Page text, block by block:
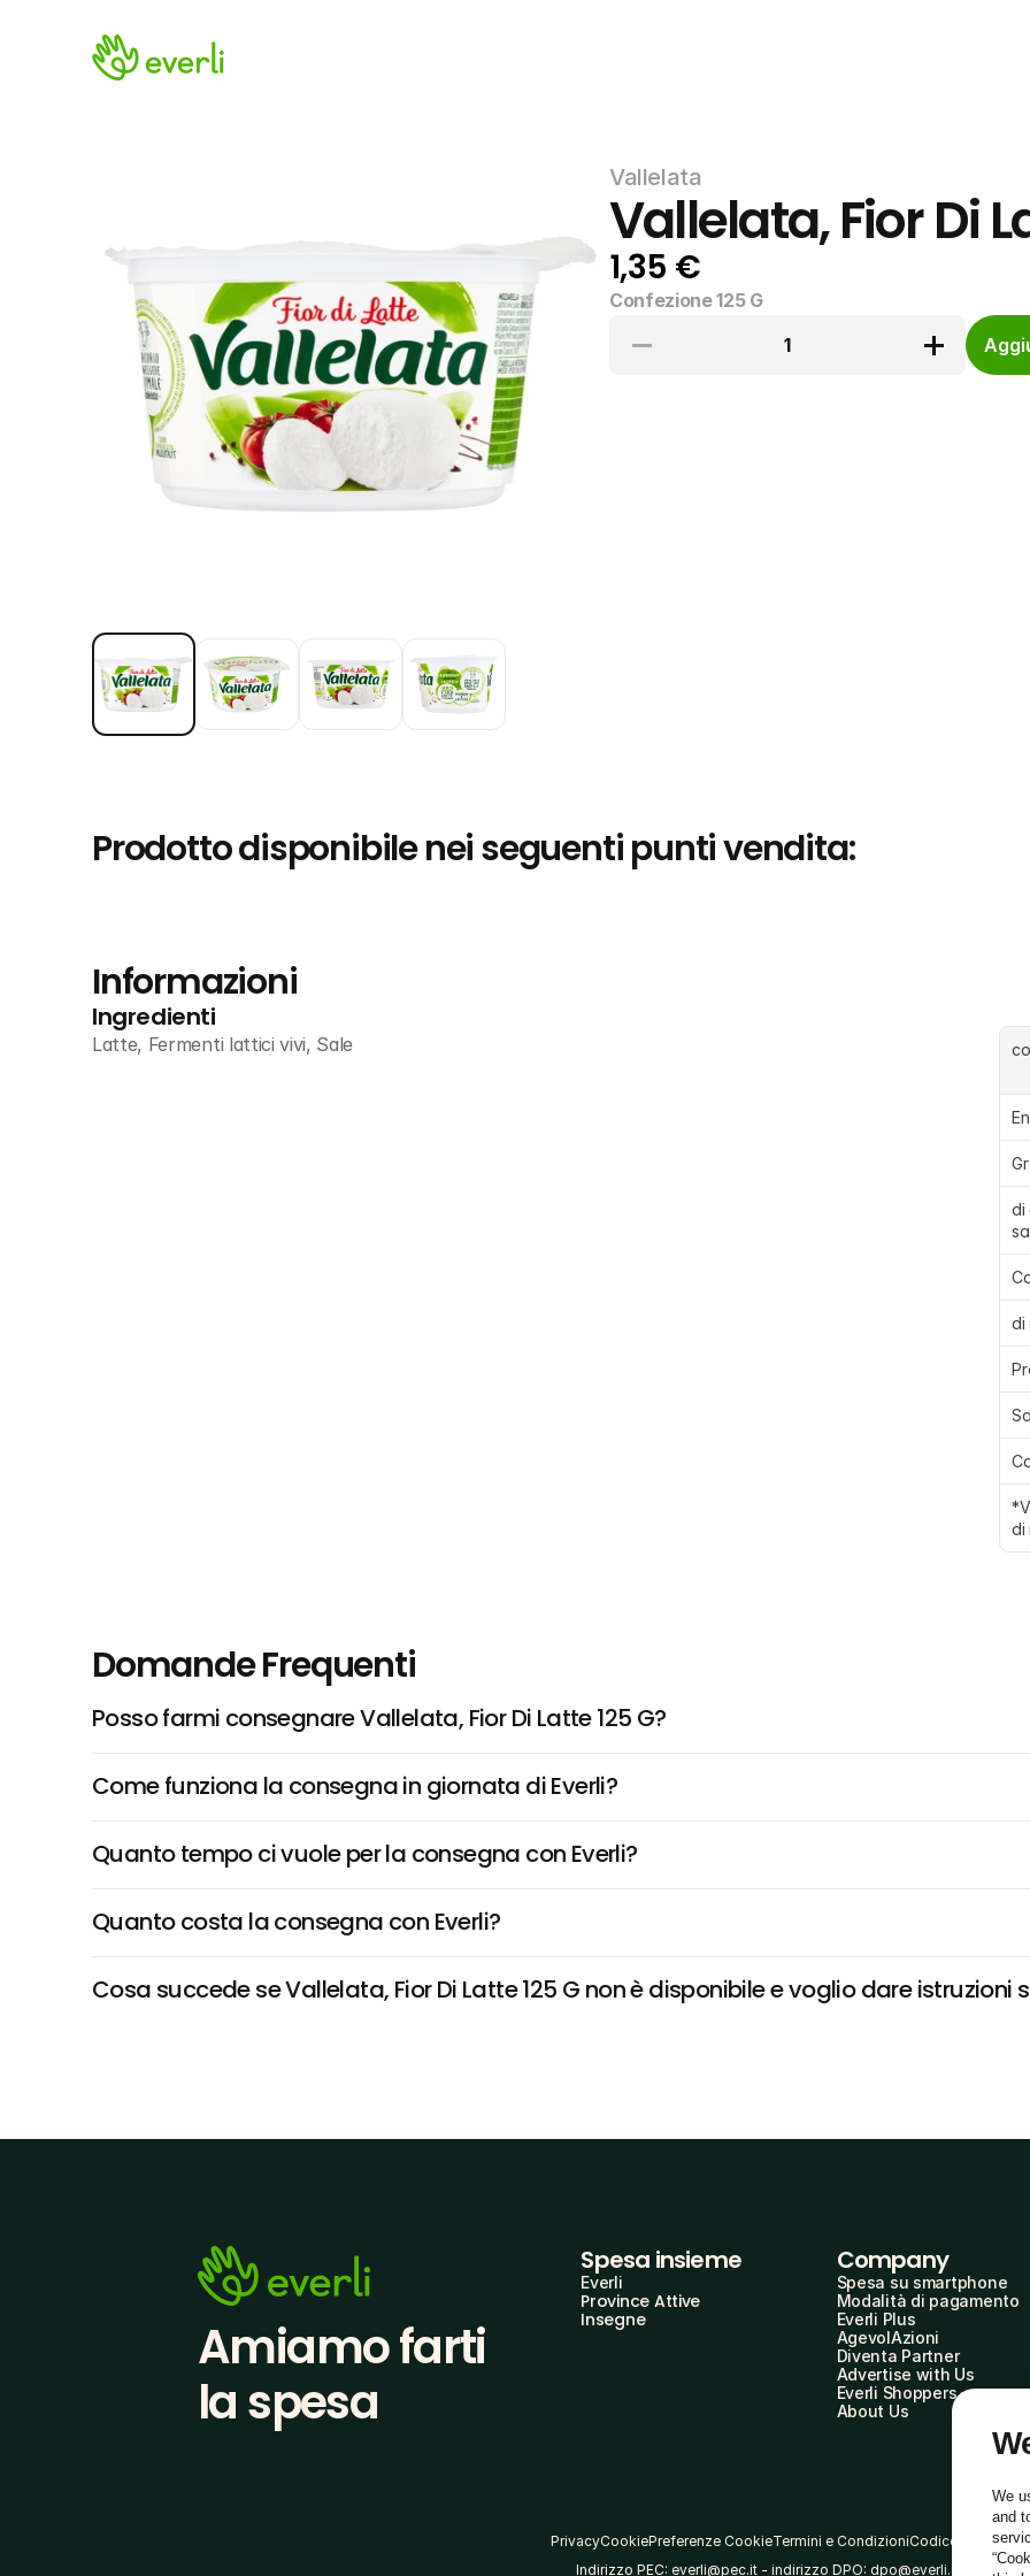
Vallelata
Vallelata, Fior Di
1,35 €
Confezione 125 G
1
Prodotto disponibile nei seguenti punti vendita:
Informazioni
Ingredienti
Latte, Fermenti lattici vivi, Sale
di
di
di
Domande Frequenti
Posso farmi consegnare Vallelata, Fior Di Latte 125 G?
Come funziona la consegna in giornata di Everli?
Quanto tempo ci vuole per la consegna con Everli?
Quanto costa la consegna con Everli?
Cosa succede se Vallelata, Fior Di Latte 125 G non è disponibile e voglio dare istruzioni
Amiamo farti
la spesa
Spesa insieme
Everli
Province Attive
Insegne
Company
Spesa su smartphone
Modalità di pagamento
Everli Plus
AgevolAzioni
Diventa Partner
Advertise with Us
Everli Shoppers
About Us
PrivacyCookiePreferenze CookieTermini e CondizioniCodice Etico
Indirizzo PEC: everli@pec.it - indirizzo DPO: dpo@everli.com
We
and